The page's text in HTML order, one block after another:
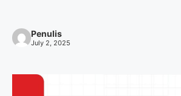
Penulis
July 2, 2025